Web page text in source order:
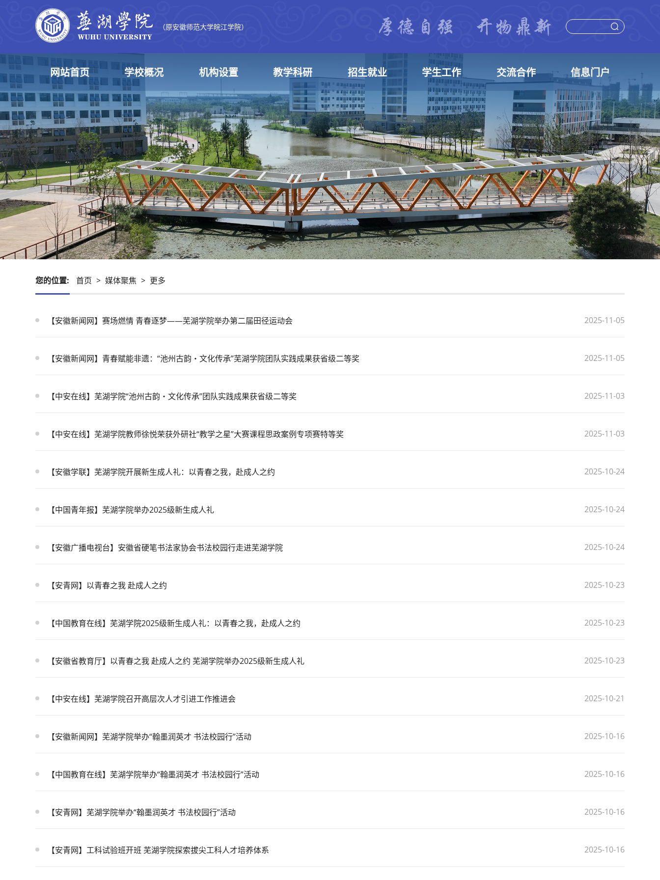
（原安徽师范大学皖江学院）
网站首页 学校概况 机构设置 教学科研 招生就业 学生工作 交流合作 信息门户
您的位置: 首页 > 媒体聚焦 > 更多
【安徽新闻网】赛场燃情 青春逐梦——芜湖学院举办第二届田径运动会 2025-11-05
【安徽新闻网】青春赋能非遗：“池州古韵・文化传承”芜湖学院团队实践成果获省级二等奖 2025-11-05
【中安在线】芜湖学院“池州古韵・文化传承”团队实践成果获省级二等奖 2025-11-03
【中安在线】芜湖学院教师徐悦荣获外研社“教学之星”大赛课程思政案例专项赛特等奖 2025-11-03
【安徽学联】芜湖学院开展新生成人礼：以青春之我，赴成人之约 2025-10-24
【中国青年报】芜湖学院举办2025级新生成人礼 2025-10-24
【安徽广播电视台】安徽省硬笔书法家协会书法校园行走进芜湖学院 2025-10-24
【安青网】以青春之我 赴成人之约 2025-10-23
【中国教育在线】芜湖学院2025级新生成人礼：以青春之我，赴成人之约 2025-10-23
【安徽省教育厅】以青春之我 赴成人之约 芜湖学院举办2025级新生成人礼 2025-10-23
【中安在线】芜湖学院召开高层次人才引进工作推进会 2025-10-21
【安徽新闻网】芜湖学院举办“翰墨润英才 书法校园行”活动 2025-10-16
【中国教育在线】芜湖学院举办“翰墨润英才 书法校园行”活动 2025-10-16
【安青网】芜湖学院举办“翰墨润英才 书法校园行”活动 2025-10-16
【安青网】工科试验班开班 芜湖学院探索拔尖工科人才培养体系 2025-10-16